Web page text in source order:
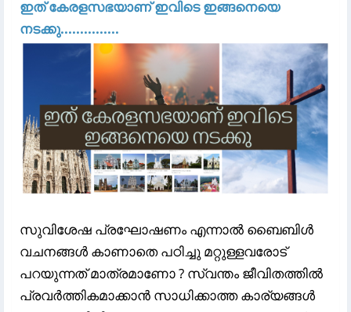
ഇത് കേരളസഭയാണ് ഇവിടെ ഇങ്ങനെയെ
നടക്കു...............
സുവിശേഷ പ്രഘോഷണം എന്നാൽ ബൈബിൾ
വചനങ്ങൾ കാണാതെ പഠിച്ചു മറ്റുള്ളവരോട്
പറയുന്നത് മാത്രമാണോ ? സ്വന്തം ജീവിതത്തിൽ
പ്രവർത്തികമാക്കാൻ സാധിക്കാത്ത കാര്യങ്ങൾ